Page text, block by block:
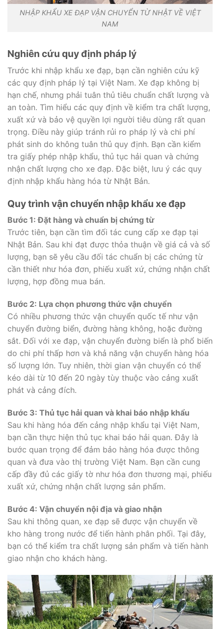
NHẬP KHẨU XE ĐẠP VẬN CHUYỂN TỪ NHẬT VỀ VIỆT
NAM
Nghiên cứu quy định pháp lý
Trước khi nhập khẩu xe đạp, bạn cần nghiên cứu kỹ
các quy định pháp lý tại Việt Nam. Xe đạp không bị
hạn chế, nhưng phải tuân thủ tiêu chuẩn chất lượng và
an toàn. Tìm hiểu các quy định về kiểm tra chất lượng,
xuất xứ và bảo vệ quyền lợi người tiêu dùng rất quan
trọng. Điều này giúp tránh rủi ro pháp lý và chi phí
phát sinh do không tuân thủ quy định. Bạn cần kiểm
tra giấy phép nhập khẩu, thủ tục hải quan và chứng
nhận chất lượng cho xe đạp. Đặc biệt, lưu ý các quy
định nhập khẩu hàng hóa từ Nhật Bản.
Quy trình vận chuyển nhập khẩu xe đạp
Bước 1: Đặt hàng và chuẩn bị chứng từ
Trước tiên, bạn cần tìm đối tác cung cấp xe đạp tại
Nhật Bản. Sau khi đạt được thỏa thuận về giá cả và số
lượng, bạn sẽ yêu cầu đối tác chuẩn bị các chứng từ
cần thiết như hóa đơn, phiếu xuất xứ, chứng nhận chất
lượng, hợp đồng mua bán.
Bước 2: Lựa chọn phương thức vận chuyển
Có nhiều phương thức vận chuyển quốc tế như vận
chuyển đường biển, đường hàng không, hoặc đường
sắt. Đối với xe đạp, vận chuyển đường biển là phổ biến
do chi phí thấp hơn và khả năng vận chuyển hàng hóa
số lượng lớn. Tuy nhiên, thời gian vận chuyển có thể
kéo dài từ 10 đến 20 ngày tùy thuộc vào cảng xuất
phát và cảng đích.
Bước 3: Thủ tục hải quan và khai báo nhập khẩu
Sau khi hàng hóa đến cảng nhập khẩu tại Việt Nam,
bạn cần thực hiện thủ tục khai báo hải quan. Đây là
bước quan trọng để đảm bảo hàng hóa được thông
quan và đưa vào thị trường Việt Nam. Bạn cần cung
cấp đầy đủ các giấy tờ như hóa đơn thương mại, phiếu
xuất xứ, chứng nhận chất lượng sản phẩm.
Bước 4: Vận chuyển nội địa và giao nhận
Sau khi thông quan, xe đạp sẽ được vận chuyển về
kho hàng trong nước để tiến hành phân phối. Tại đây,
bạn có thể kiểm tra chất lượng sản phẩm và tiến hành
giao nhận cho khách hàng.